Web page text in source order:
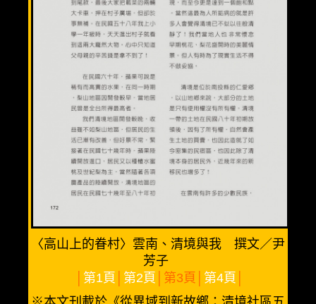
渡假小木屋(6人)
清境旅遊導覽圖
〈高山上的眷村〉雲南、清境與我 撰文／尹
芳子
第1頁 第2頁 │第3頁│ 第4頁